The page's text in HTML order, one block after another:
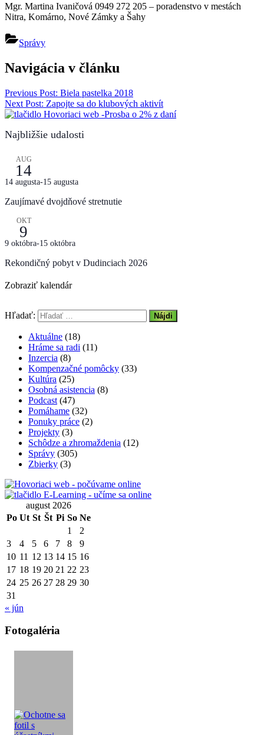
Mgr. Martina Ivaničová 0949 272 205 – poradenstvo v mestách
Nitra, Komárno, Nové Zámky a Šahy
Správy
Navigácia v článku
Previous Post: Biela pastelka 2018
Next Post: Zapojte sa do klubových aktivít
Najbližšie udalosti
AUG
14
14 augusta-15 augusta
Zaujímavé dvojdňové stretnutie
OKT
9
9 októbra-15 októbra
Rekondičný pobyt v Dudinciach 2026
Zobraziť kalendár
Hľadať:
Aktuálne (18)
Hráme sa radi (11)
Inzercia (8)
Kompenzačné pomôcky (33)
Kultúra (25)
Osobná asistencia (8)
Podcast (47)
Pomáhame (32)
Ponuky práce (2)
Projekty (3)
Schôdze a zhromaždenia (12)
Správy (305)
Zbierky (3)
august 2026
Po Ut St Št Pi So Ne
1
2
3
4 5 6 7 8
9
10 11 12 13 14 15 16
17 18 19 20 21 22 23
24 25 26 27 28 29 30
31
« jún
Fotogaléria